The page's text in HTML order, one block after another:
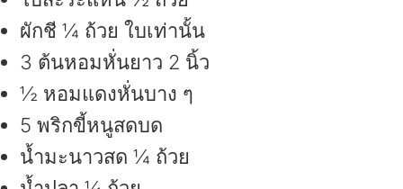
ผักชี ¼ ถ้วย ใบเท่านั้น
3 ต้นหอมหั่นยาว 2 นิ้ว
½ หอมแดงหั่นบาง ๆ
5 พริกขี้หนูสดบด
น้ำมะนาวสด ¼ ถ้วย